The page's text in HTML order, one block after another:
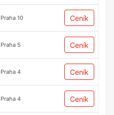
Praha 10 Ceník
Praha 5 Ceník
Praha 4 Ceník
Praha 4 Ceník